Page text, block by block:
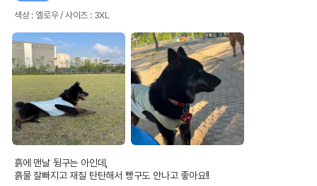
색상 : 옐로우 / 사이즈 : 3XL
흙에 맨날 뒹구는 아인데,
흙물 잘빠지고 재질 탄탄해서 빵구도 안나고 좋아요!!